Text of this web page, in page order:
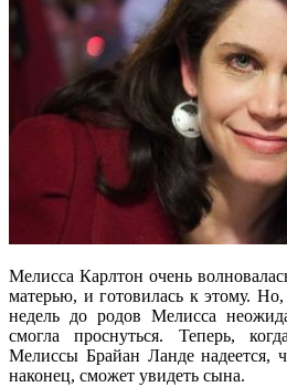
Мелисса Карлтон очень
матерью, и готовилась к этому.
недель до родов Мелисса
смогла проснуться. Теперь,
Мелиссы Брайан Ланде надеется,
наконец, сможет увидеть сына.